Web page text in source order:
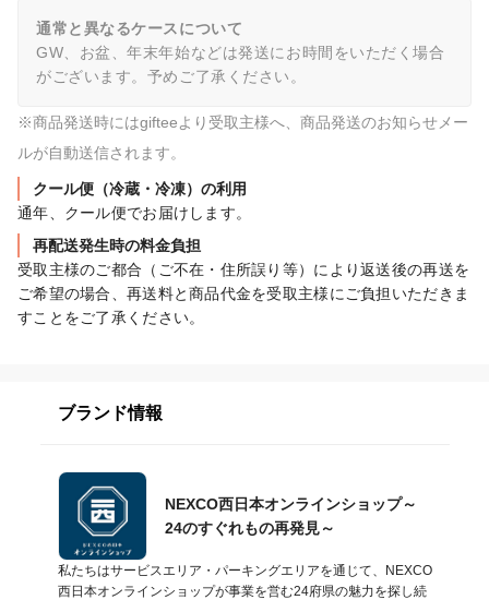
通常と異なるケースについて
GW、お盆、年末年始などは発送にお時間をいただく場合
がございます。予めご了承ください。
※商品発送時にはgifteeより受取主様へ、商品発送のお知らせメー
ルが自動送信されます。
クール便（冷蔵・冷凍）の利用
通年、クール便でお届けします。
再配送発生時の料金負担
受取主様のご都合（ご不在・住所誤り等）により返送後の再送を
ご希望の場合、再送料と商品代金を受取主様にご負担いただきま
すことをご了承ください。
ブランド情報
NEXCO西日本オンラインショップ～
24のすぐれもの再発見～
私たちはサービスエリア・パーキングエリアを通じて、NEXCO
西日本オンラインショップが事業を営む24府県の魅力を探し続